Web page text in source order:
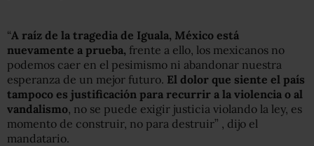
“A raíz de la tragedia de Iguala, México está
nuevamente a prueba, frente a ello, los mexicanos no
podemos caer en el pesimismo ni abandonar nuestra
esperanza de un mejor futuro. El dolor que siente el país
tampoco es justificación para recurrir a la violencia o al
vandalismo, no se puede exigir justicia violando la ley, es
momento de construir, no para destruir” , dijo el
mandatario.